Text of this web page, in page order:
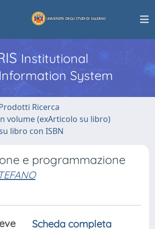
Institutional
System
Ricerca
volume (exArticolo su libro)
libro con ISBN
e programmazione
Scheda completa